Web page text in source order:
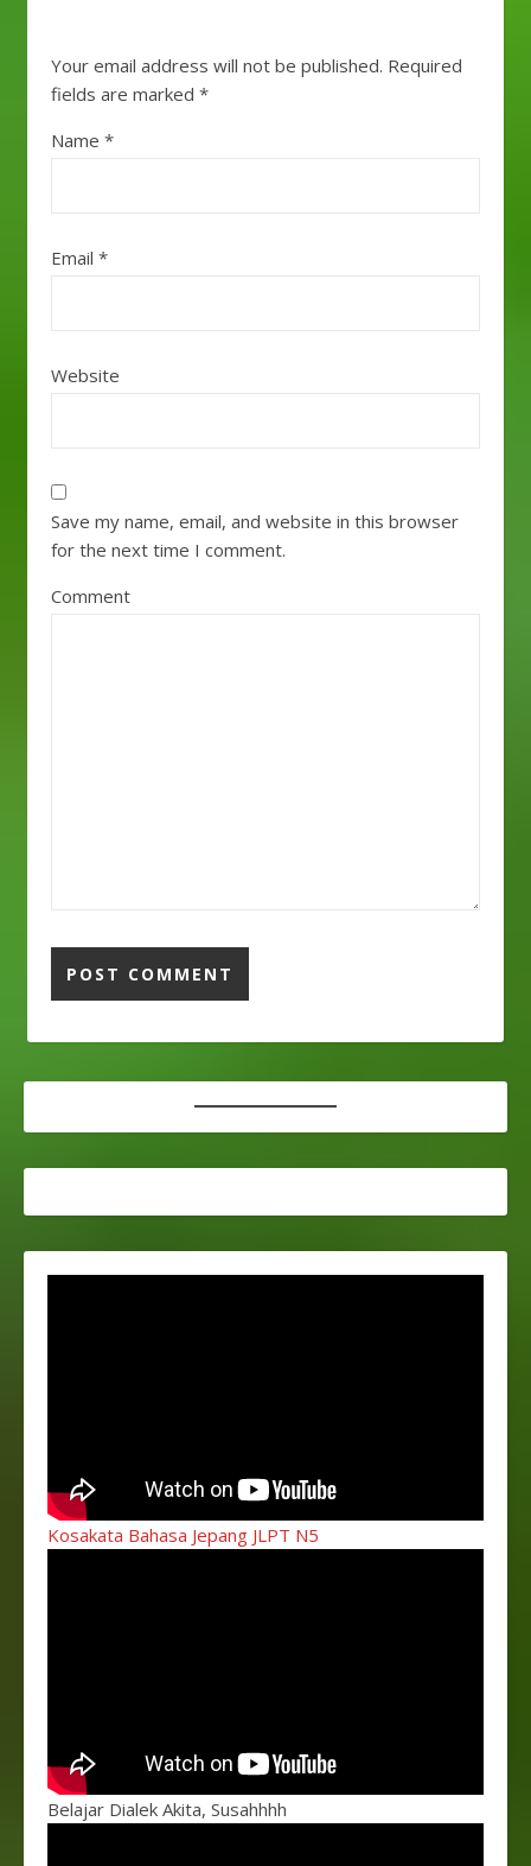
Your email address will not be published. Required
fields are marked *
Name *
Email *
Website
Save my name, email, and website in this browser
for the next time I comment.
Comment
Kosakata Bahasa Jepang JLPT N5
Belajar Dialek Akita, Susahhhh